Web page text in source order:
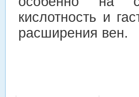
кислотность и
расширения вен.